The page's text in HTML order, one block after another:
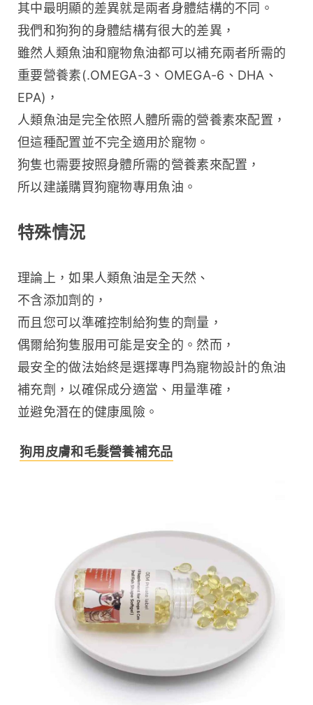
其中最明顯的差異就是兩者身體結構的不同。
我們和狗狗的身體結構有很大的差異，
雖然人類魚油和寵物魚油都可以補充兩者所需的
重要營養素(.OMEGA-3、OMEGA-6、DHA、
EPA)，
人類魚油是完全依照人體所需的營養素來配置，
但這種配置並不完全適用於寵物。
狗隻也需要按照身體所需的營養素來配置，
所以建議購買狗寵物專用魚油。
特殊情況
理論上，如果人類魚油是全天然、
不含添加劑的，
而且您可以準確控制給狗隻的劑量，
偶爾給狗隻服用可能是安全的。然而，
最安全的做法始終是選擇專門為寵物設計的魚油
補充劑，以確保成分適當、用量準確，
並避免潛在的健康風險。
狗用皮膚和毛髮營養補充品